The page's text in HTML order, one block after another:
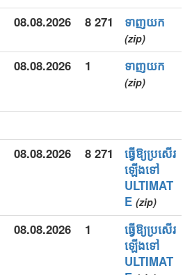
08.08.2026 8 271 ទាញយក
(zip)
08.08.2026 1 ទាញយក
(zip)
08.08.2026 8 271
ធ្វើឱ្យប្រសើរ
ឡើងទៅ
ULTIMAT
E (zip)
08.08.2026 1
ធ្វើឱ្យប្រសើរ
ឡើងទៅ
ULTIMAT